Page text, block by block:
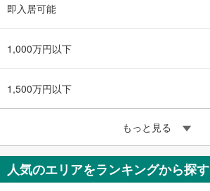
即入居可能
1,000万円以下
1,500万円以下
もっと見る
人気のエリアをランキングから探す